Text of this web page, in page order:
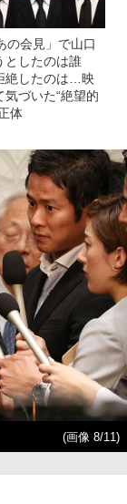
の会見」で山口
としたのは誰
絶したのは…映
気づいた“絶望的
体
(画像 8/11)